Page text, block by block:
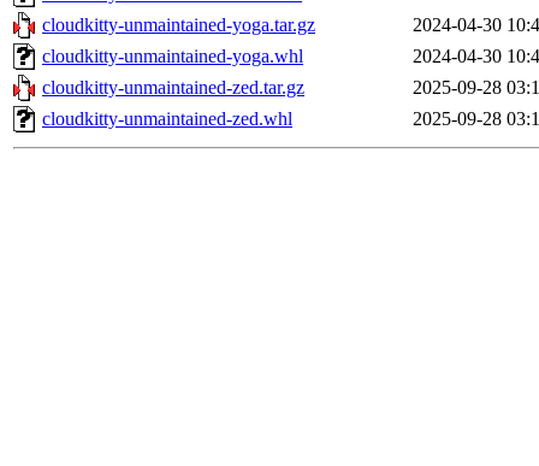
cloudkitty-unmaintained-yoga.tar.gz
2024-04-30
cloudkitty-unmaintained-yoga.whl
2024-04-30
cloudkitty-unmaintained-zed.tar.gz
2025-09-28
cloudkitty-unmaintained-zed.whl
2025-09-28